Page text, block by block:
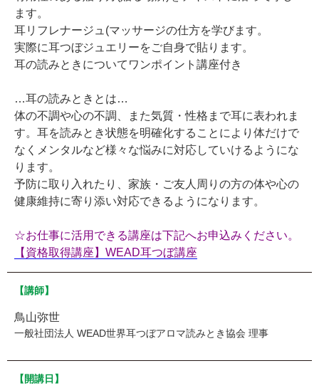
ます。
耳リフレナージュ(マッサージの仕方を学びます。
実際に耳つぼジュエリーをご自身で貼ります。
耳の読みときについてワンポイント講座付き
…耳の読みときとは…
体の不調や心の不調、また気質・性格まで耳に表われま
す。耳を読みとき状態を明確化することにより体だけで
なくメンタルなど様々な悩みに対応していけるようにな
ります。
予防に取り入れたり、家族・ご友人周りの方の体や心の
健康維持に寄り添い対応できるようになります。
☆お仕事に活用できる講座は下記へお申込みください。
【資格取得講座】WEAD耳つぼ講座
【講師】
鳥山弥世
一般社団法人 WEAD世界耳つぼアロマ読みとき協会 理事
【開講日】